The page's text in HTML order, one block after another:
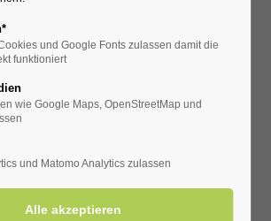
2026 in eine bunte Flaniermeile. Mit
verlockt sie zum ausgiebigen
des Promenadenfestes ist die
der neuen Sälzerkönigin von Bad
spannend, wenn endlich das große
wird, an wen die amtierende
Gudermann die Schärpe weiter
und Google Fonts zulassen damit die
funktioniert
wie Google Maps, OpenStreetMap und
und Matomo Analytics zulassen